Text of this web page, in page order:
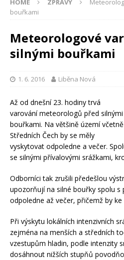
HOME ZPRÁVY
bouřkami
Meteorologové
silnými bouřkami
1. 6. 2016 Liběna Nová
Až od dnešní 23. hodiny trvá
varování meteorologů před silnými
bouřkami. Na většině území včetně
Středních Čech by se měly
vyskytovat odpoledne a večer.
se silnými přívalovými srážkami,
Odborníci tak zrušili předešlou
upozorňují na silné bouřky spolu
odpoledne až večer, přičemž by
Při výskytu lokálních intenzivních
zejména na menších a středních
vzestupům hladin, podle intenzity
dosáhnout nižších stupňů